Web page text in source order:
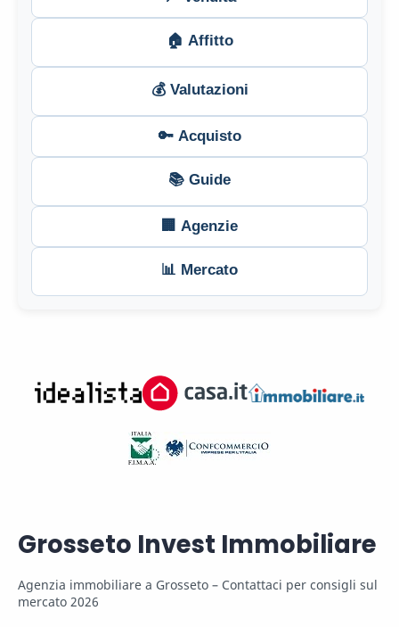
🏠 Affitto
💰 Valutazioni
🔑 Acquisto
📚 Guide
🏢 Agenzie
📊 Mercato
Grosseto Invest Immobiliare
Agenzia immobiliare a Grosseto – Contattaci per consigli sul
mercato 2026